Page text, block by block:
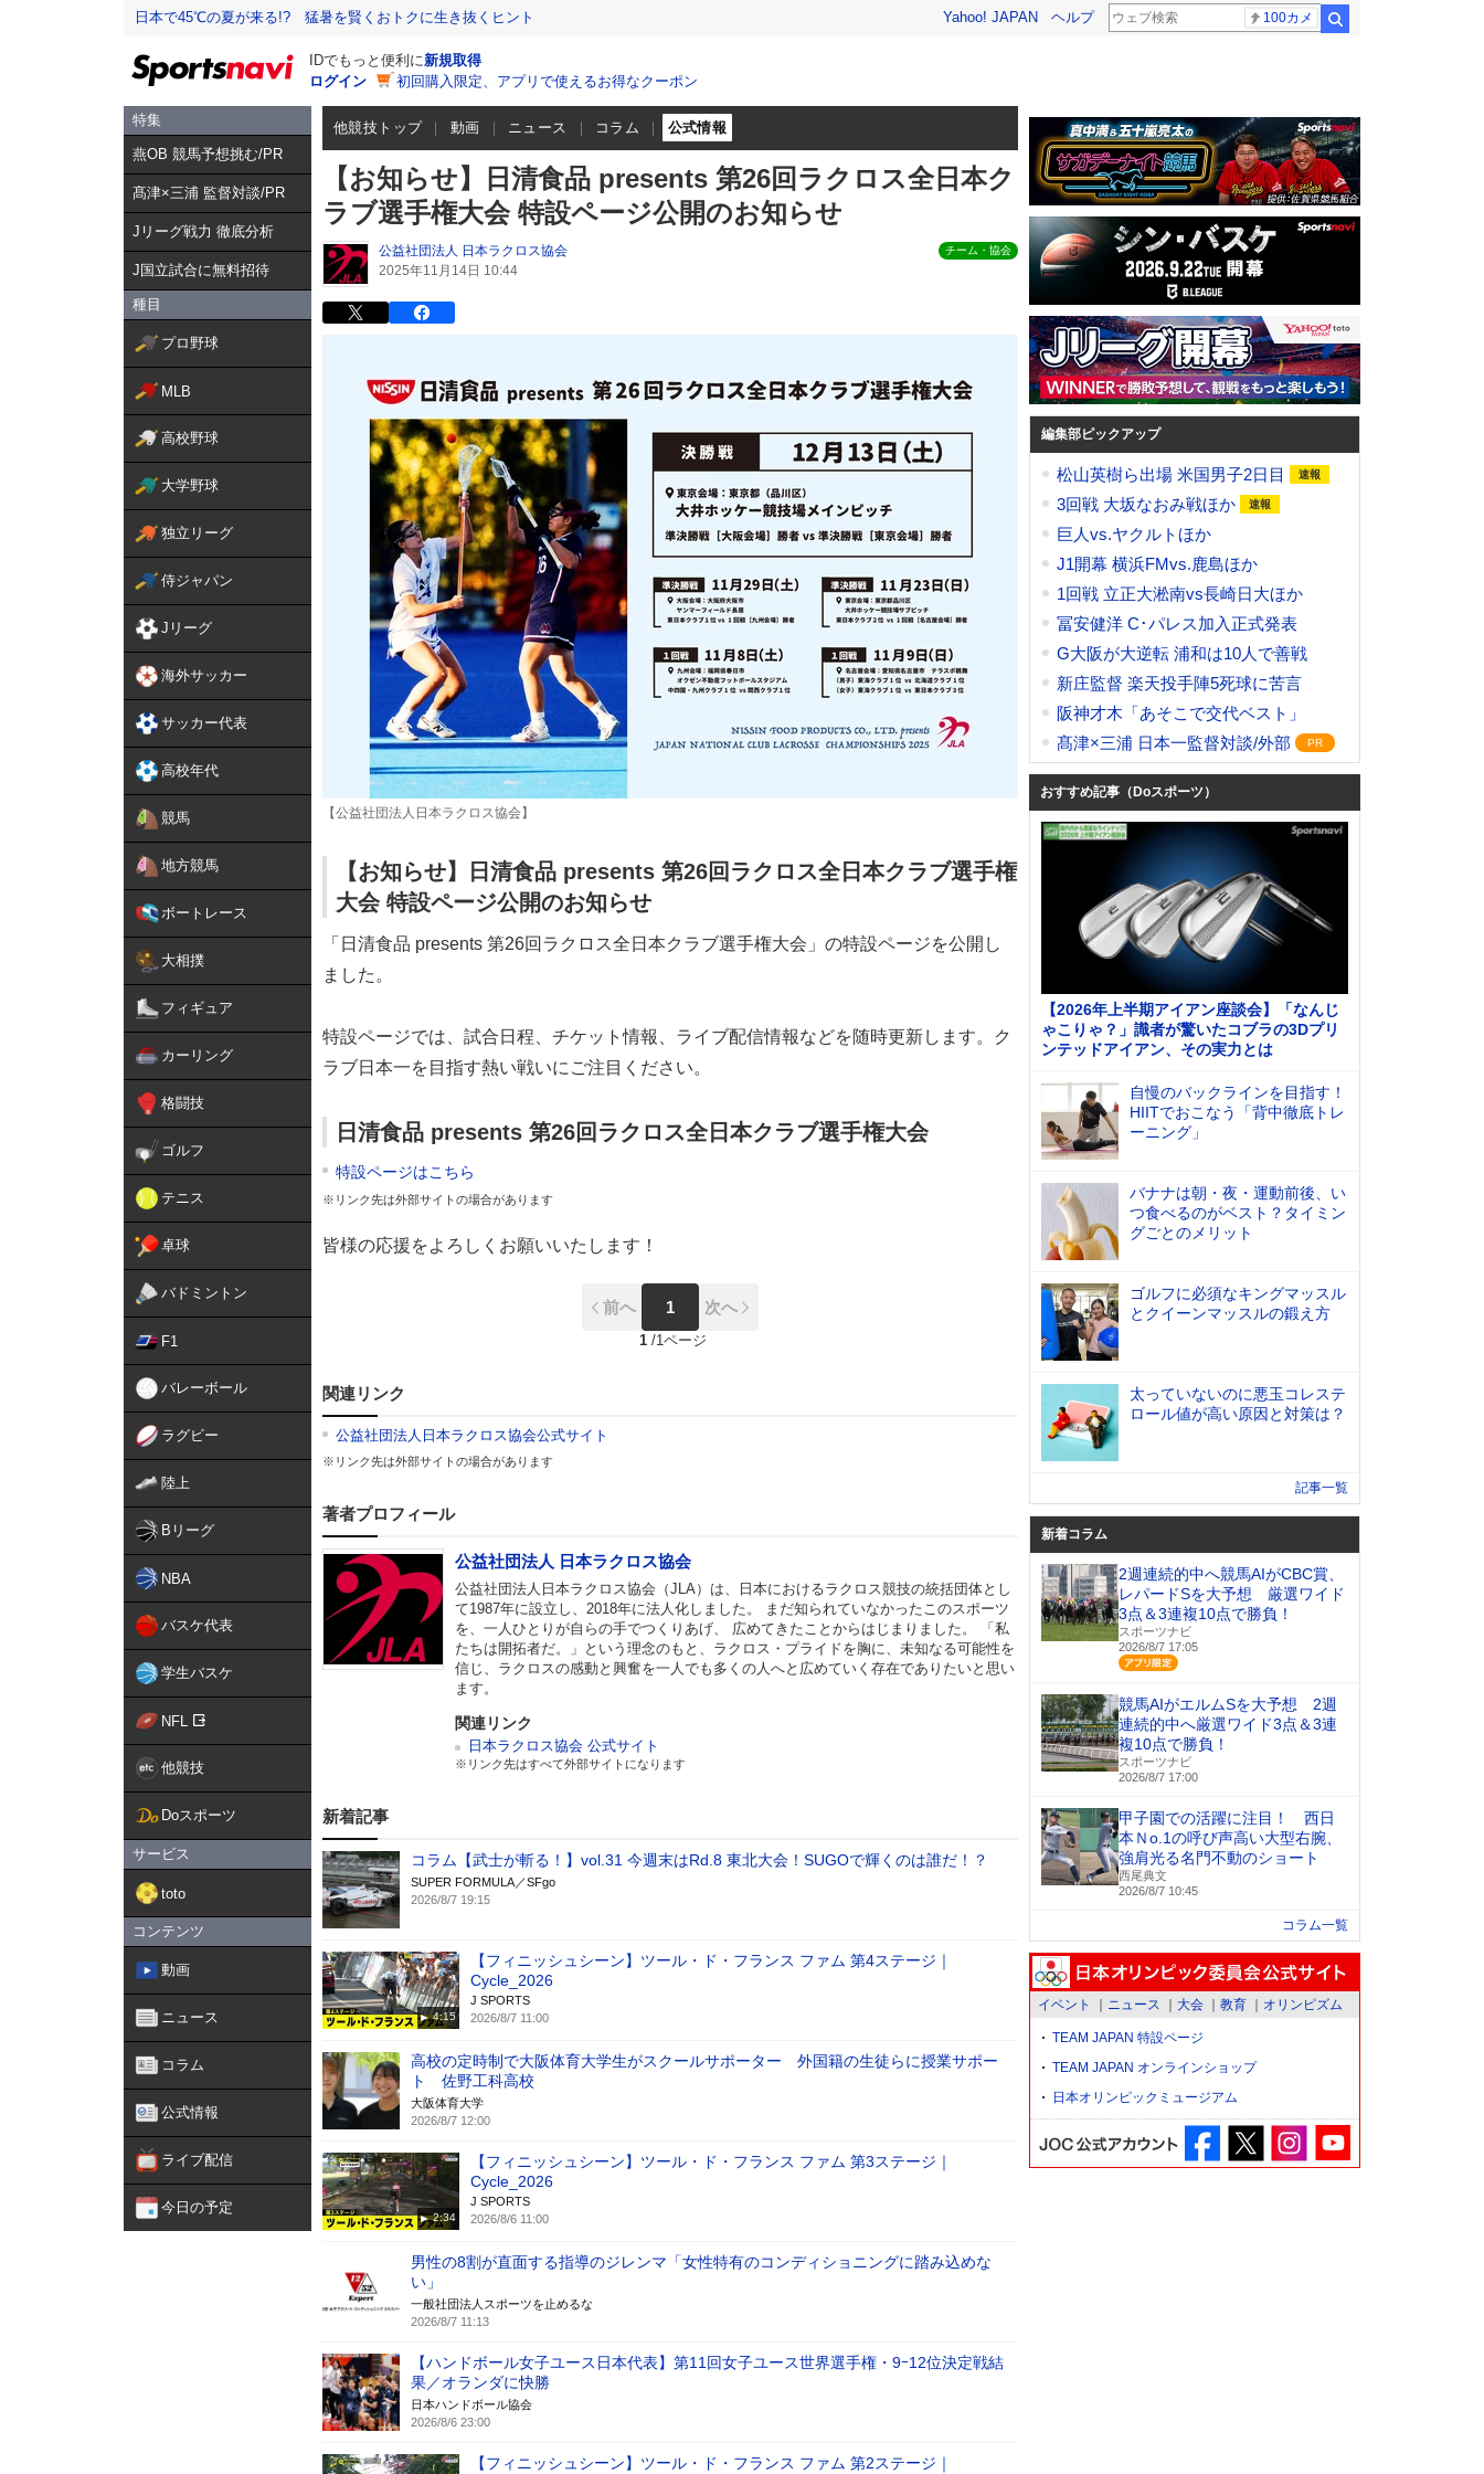
日本で45℃の夏が来る!? 猛暑を賢くおトクに生き抜くヒント Yahoo! JAPAN ヘルプ 100カメ
IDでもっと便利に新規取得
ログイン
初回購入限定、アプリで使えるお得なクーポン
特集
燕OB 競馬予想挑む/PR
髙津×三浦 監督対談/PR
Jリーグ戦力 徹底分析
J国立試合に無料招待
種目
プロ野球
MLB
高校野球
大学野球
独立リーグ
侍ジャパン
Jリーグ
海外サッカー
サッカー代表
高校年代
競馬
地方競馬
ボートレース
大相撲
フィギュア
カーリング
格闘技
ゴルフ
テニス
卓球
バドミントン
F1
バレーボール
ラグビー
陸上
Bリーグ
NBA
バスケ代表
学生バスケ
NFL
他競技
Doスポーツ
サービス
toto
コンテンツ
動画
ニュース
コラム
公式情報
ライブ配信
今日の予定
他競技トップ 動画 ニュース コラム 公式情報
【お知らせ】日清食品 presents 第26回ラクロス全日本ク
ラブ選手権大会 特設ページ公開のお知らせ
公益社団法人 日本ラクロス協会
2025年11月14日 10:44
チーム・協会
【公益社団法人日本ラクロス協会】
【お知らせ】日清食品 presents 第26回ラクロス全日本クラブ選手権
大会 特設ページ公開のお知らせ
「日清食品 presents 第26回ラクロス全日本クラブ選手権大会」の特設ページを公開し
ました。
特設ページでは、試合日程、チケット情報、ライブ配信情報などを随時更新します。ク
ラブ日本一を目指す熱い戦いにご注目ください。
日清食品 presents 第26回ラクロス全日本クラブ選手権大会
特設ページはこちら
※リンク先は外部サイトの場合があります
皆様の応援をよろしくお願いいたします！
前へ 1 次へ
1 /1ページ
関連リンク
公益社団法人日本ラクロス協会公式サイト
※リンク先は外部サイトの場合があります
著者プロフィール
公益社団法人 日本ラクロス協会
公益社団法人日本ラクロス協会（JLA）は、日本におけるラクロス競技の統括団体とし
て1987年に設立し、2018年に法人化しました。 まだ知られていなかったこのスポーツ
を、一人ひとりが自らの手でつくりあげ、 広めてきたことからはじまりました。 「私
たちは開拓者だ。」という理念のもと、ラクロス・プライドを胸に、未知なる可能性を
信じ、ラクロスの感動と興奮を一人でも多くの人へと広めていく存在でありたいと思い
ます。
関連リンク
日本ラクロス協会 公式サイト
※リンク先はすべて外部サイトになります
新着記事
コラム【武士が斬る！】vol.31 今週末はRd.8 東北⼤会！SUGOで輝くのは誰だ！？
SUPER FORMULA／SFgo
2026/8/7 19:15
4:15
【フィニッシュシーン】ツール・ド・フランス ファム 第4ステージ｜
Cycle_2026
J SPORTS
2026/8/7 11:00
高校の定時制で大阪体育大学生がスクールサポーター 外国籍の生徒らに授業サポー
ト 佐野工科高校
大阪体育大学
2026/8/7 12:00
2:34
【フィニッシュシーン】ツール・ド・フランス ファム 第3ステージ｜
Cycle_2026
J SPORTS
2026/8/6 11:00
男性の8割が直面する指導のジレンマ「女性特有のコンディショニングに踏み込めな
い」
一般社団法人スポーツを止めるな
2026/8/7 11:13
【ハンドボール女子ユース日本代表】第11回女子ユース世界選手権・9ｰ12位決定戦結
果／オランダに快勝
日本ハンドボール協会
2026/8/6 23:00
【フィニッシュシーン】ツール・ド・フランス ファム 第2ステージ｜
編集部ピックアップ
松山英樹ら出場 米国男子2日目
3回戦 大坂なおみ戦ほか
巨人vs.ヤクルトほか
J1開幕 横浜FMvs.鹿島ほか
1回戦 立正大淞南vs長崎日大ほか
冨安健洋 C･パレス加入正式発表
G大阪が大逆転 浦和は10人で善戦
新庄監督 楽天投手陣5死球に苦言
阪神才木「あそこで交代ベスト」
髙津×三浦 日本一監督対談/外部
おすすめ記事（Doスポーツ）
【2026年上半期アイアン座談会】「なんじ
ゃこりゃ？」識者が驚いたコブラの3Dプリ
ンテッドアイアン、その実力とは
自慢のバックラインを目指す！
HIITでおこなう「背中徹底トレ
ーニング」
バナナは朝・夜・運動前後、い
つ食べるのがベスト？タイミン
グごとのメリット
ゴルフに必須なキングマッスル
とクイーンマッスルの鍛え方
太っていないのに悪玉コレステ
ロール値が高い原因と対策は？
記事一覧
新着コラム
2週連続的中へ競馬AIがCBC賞、
レパードSを大予想 厳選ワイド
3点＆3連複10点で勝負！
スポーツナビ
2026/8/7 17:05
競馬AIがエルムSを大予想 2週
連続的中へ厳選ワイド3点＆3連
複10点で勝負！
スポーツナビ
2026/8/7 17:00
甲子園での活躍に注目！ 西日
本Ｎo.1の呼び声高い大型右腕、
強肩光る名門不動のショート
西尾典文
2026/8/7 10:45
コラム一覧
イベント ニュース 大会 教育 オリンピズム
TEAM JAPAN 特設ページ
TEAM JAPAN オンラインショップ
日本オリンピックミュージアム